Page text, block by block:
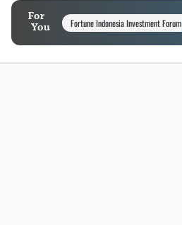
For
You
Fortune Indonesia Investment Forum